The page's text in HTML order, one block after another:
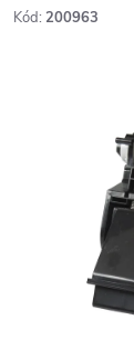
Kód: 200963